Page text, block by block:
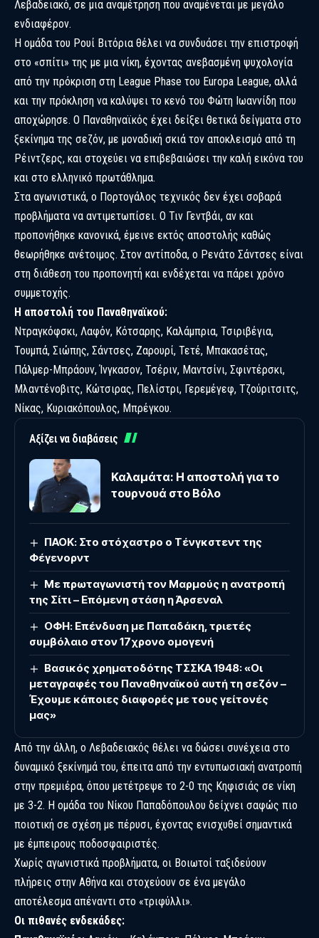
Λεβαδειακό, σε μια αναμέτρηση που αναμένεται με μεγάλο
ενδιαφέρον.
Η ομάδα του Ρουί Βιτόρια θέλει να συνδυάσει την επιστροφή
στο «σπίτι» της με μια νίκη, έχοντας ανεβασμένη ψυχολογία
από την πρόκριση στη League Phase του Europa League, αλλά
και την πρόκληση να καλύψει το κενό του Φώτη Ιωαννίδη που
αποχώρησε. Ο Παναθηναϊκός έχει δείξει θετικά δείγματα στο
ξεκίνημα της σεζόν, με μοναδική σκιά τον αποκλεισμό από τη
Ρέιντζερς, και στοχεύει να επιβεβαιώσει την καλή εικόνα του
και στο ελληνικό πρωτάθλημα.
Στα αγωνιστικά, ο Πορτογάλος τεχνικός δεν έχει σοβαρά
προβλήματα να αντιμετωπίσει. Ο Τιν Γεντβάι, αν και
προπονήθηκε κανονικά, έμεινε εκτός αποστολής καθώς
θεωρήθηκε ανέτοιμος. Στον αντίποδα, ο Ρενάτο Σάντσες είναι
στη διάθεση του προπονητή και ενδέχεται να πάρει χρόνο
συμμετοχής.
Η αποστολή του Παναθηναϊκού:
Ντραγκόφσκι, Λαφόν, Κότσαρης, Καλάμπρια, Τσιριβέγια,
Τουμπά, Σιώπης, Σάντσες, Ζαρουρί, Τετέ, Μπακασέτας,
Πάλμερ-Μπράουν, Ίνγκασον, Τσέριν, Μαντσίνι, Σφιντέρσκι,
Μλαντένοβιτς, Κώτσιρας, Πελίστρι, Γερεμέγεφ, Τζούριτσιτς,
Νίκας, Κυριακόπουλος, Μπρέγκου.
Αξίζει να διαβάσεις
Καλαμάτα: Η αποστολή για το
τουρνουά στο Βόλο
ΠΑΟΚ: Στο στόχαστρο ο Τένγκστεντ της
Φέγενορντ
Με πρωταγωνιστή τον Μαρμούς η ανατροπή
της Σίτι – Επόμενη στάση η Άρσεναλ
ΟΦΗ: Επένδυση με Παπαδάκη, τριετές
συμβόλαιο στον 17χρονο ομογενή
Βασικός χρηματοδότης ΤΣΣΚΑ 1948: «Οι
μεταγραφές του Παναθηναϊκού αυτή τη σεζόν –
Έχουμε κάποιες διαφορές με τους γείτονές
μας»
Από την άλλη, ο Λεβαδειακός θέλει να δώσει συνέχεια στο
δυναμικό ξεκίνημά του, έπειτα από την εντυπωσιακή ανατροπή
στην πρεμιέρα, όπου μετέτρεψε το 2-0 της Κηφισιάς σε νίκη
με 3-2. Η ομάδα του Νίκου Παπαδόπουλου δείχνει σαφώς πιο
ποιοτική σε σχέση με πέρυσι, έχοντας ενισχυθεί σημαντικά
με έμπειρους ποδοσφαιριστές.
Χωρίς αγωνιστικά προβλήματα, οι Βοιωτοί ταξιδεύουν
πλήρεις στην Αθήνα και στοχεύουν σε ένα μεγάλο
αποτέλεσμα απέναντι στο «τριφύλλι».
Oι πιθανές ενδεκάδες: